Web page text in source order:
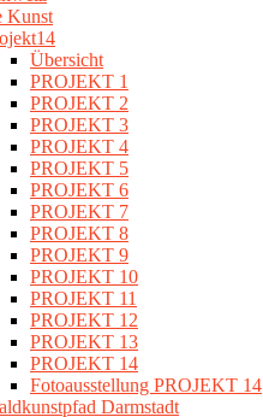
Kunst
Übersicht
PROJEKT 1
PROJEKT 2
PROJEKT 3
PROJEKT 4
PROJEKT 5
PROJEKT 6
PROJEKT 7
PROJEKT 8
PROJEKT 9
PROJEKT 10
PROJEKT 11
PROJEKT 12
PROJEKT 13
PROJEKT 14
Fotoausstellung PROJEKT 14
Darmstadt